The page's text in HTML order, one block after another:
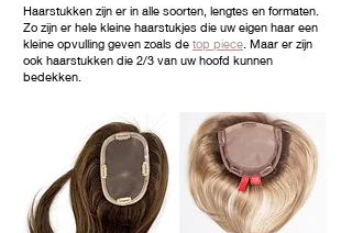
Haarstukken zijn er in alle soorten, lengtes en formaten.
Zo zijn er hele kleine haarstukjes die uw eigen haar een
kleine opvulling geven zoals de top piece . Maar er zijn
ook haarstukken die 2/3 van uw hoofd kunnen
bedekken.